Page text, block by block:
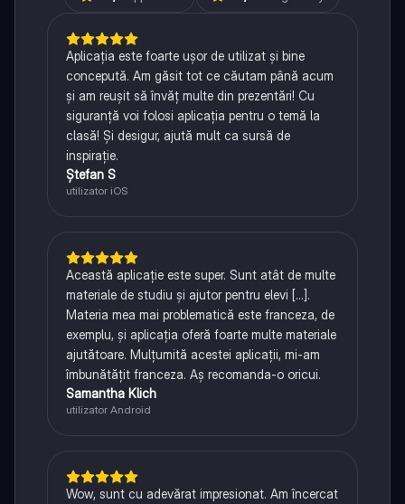
Aplicația este foarte ușor de utilizat și bine
concepută. Am găsit tot ce căutam până acum
și am reușit să învăț multe din prezentări! Cu
siguranță voi folosi aplicația pentru o temă la
clasă! Și desigur, ajută mult ca sursă de
inspirație.
Ștefan S
utilizator iOS
Această aplicație este super. Sunt atât de multe
materiale de studiu și ajutor pentru elevi [...].
Materia mea mai problematică este franceza, de
exemplu, și aplicația oferă foarte multe materiale
ajutătoare. Mulțumită acestei aplicații, mi-am
îmbunătățit franceza. Aș recomanda-o oricui.
Samantha Klich
utilizator Android
Wow, sunt cu adevărat impresionat. Am încercat